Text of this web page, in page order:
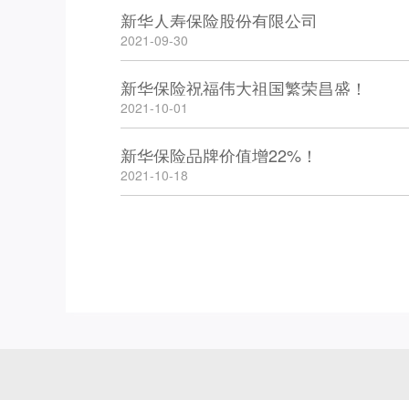
新华人寿保险股份有限公司
2021-09-30
新华保险祝福伟大祖国繁荣昌盛！
2021-10-01
新华保险品牌价值增22%！
2021-10-18